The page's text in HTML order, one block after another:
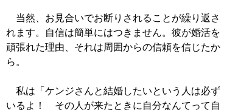
当然、お見合いでお断りされることが繰り返さ
れます。自信は簡単にはつきません。彼が婚活を
頑張れた理由、それは周囲からの信頼を信じたか
ら。
私は「ケンジさんと結婚したいという人は必ず
いるよ！ その人が来たときに自分なんてって自